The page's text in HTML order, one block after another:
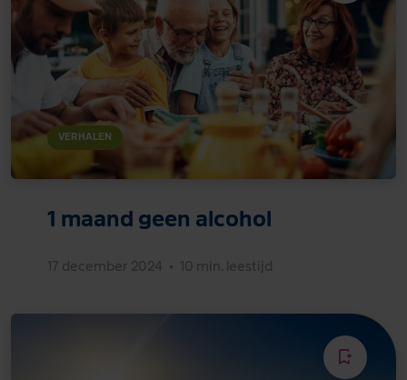
VERHALEN
1 maand geen alcohol
17 december 2024 • 10 min. leestijd